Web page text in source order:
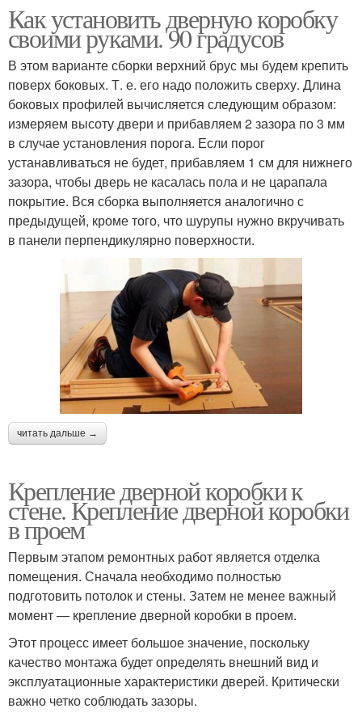
Как установить дверную коробку
своими руками. 90 градусов
В этом варианте сборки верхний брус мы будем крепить
поверх боковых. Т. е. его надо положить сверху. Длина
боковых профилей вычисляется следующим образом:
измеряем высоту двери и прибавляем 2 зазора по 3 мм
в случае установления порога. Если порог
устанавливаться не будет, прибавляем 1 см для нижнего
зазора, чтобы дверь не касалась пола и не царапала
покрытие. Вся сборка выполняется аналогично с
предыдущей, кроме того, что шурупы нужно вкручивать
в панели перпендикулярно поверхности.
читать дальше →
Крепление дверной коробки к
стене. Крепление дверной коробки
в проем
Первым этапом ремонтных работ является отделка
помещения. Сначала необходимо полностью
подготовить потолок и стены. Затем не менее важный
момент — крепление дверной коробки в проем.
Этот процесс имеет большое значение, поскольку
качество монтажа будет определять внешний вид и
эксплуатационные характеристики дверей. Критически
важно четко соблюдать зазоры.